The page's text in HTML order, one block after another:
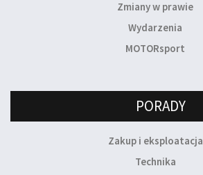
Zmiany w prawie
Wydarzenia
MOTORsport
PORADY
Zakup i eksploatacja
Technika